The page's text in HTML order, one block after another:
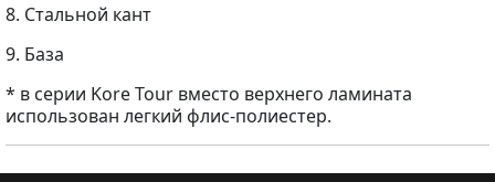
8. Стальной кант
9. База
* в серии Kore Tour вместо верхнего ламината
использован легкий флис-полиестер.